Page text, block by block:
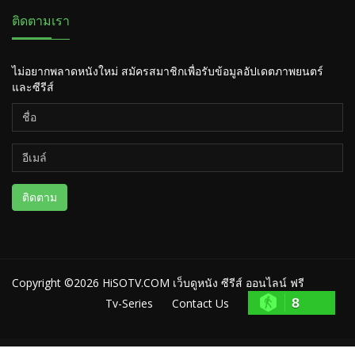
ติดตามเรา
ไม่อยากพลาดหนังใหม่ สมัครสมาชิกเพื่อรับข้อมูลอัปเดตภาพยนตร์
และซีรีส์
ติดตาม
Copyright ©2026 HiSOTV.COM เว็บดูหนัง ซีรีส์ ออนไลน์ ฟรี
Tv-Series
Contact Us 8